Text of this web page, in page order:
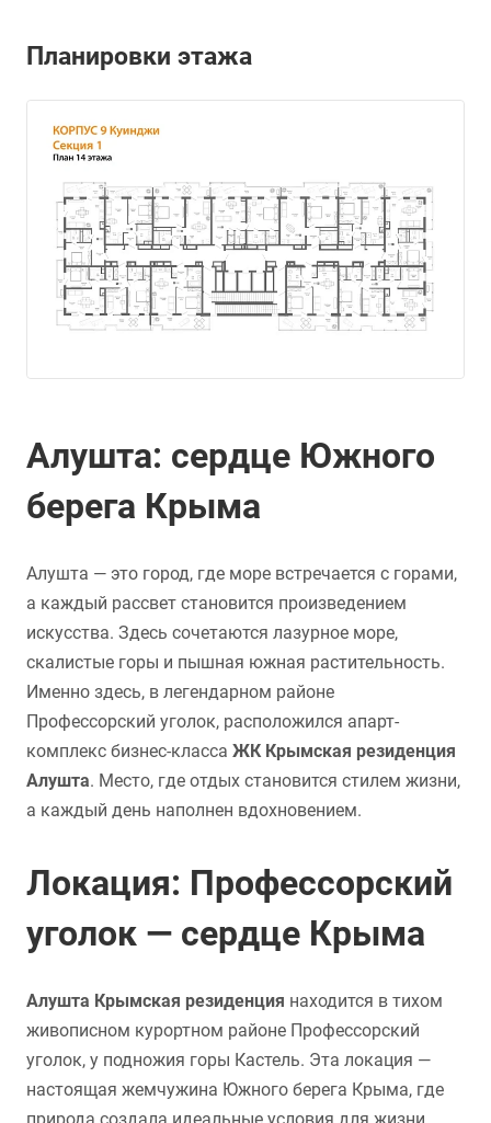
Планировки этажа
Алушта: сердце Южного
берега Крыма
Алушта — это город, где море встречается с горами,
а каждый рассвет становится произведением
искусства. Здесь сочетаются лазурное море,
скалистые горы и пышная южная растительность.
Именно здесь, в легендарном районе
Профессорский уголок, расположился апарт-
комплекс бизнес-класса ЖК Крымская резиденция
Алушта. Место, где отдых становится стилем жизни,
а каждый день наполнен вдохновением.
Локация: Профессорский
уголок — сердце Крыма
Алушта Крымская резиденция находится в тихом
живописном курортном районе Профессорский
уголок, у подножия горы Кастель. Эта локация —
настоящая жемчужина Южного берега Крыма, где
природа создала идеальные условия для жизни.